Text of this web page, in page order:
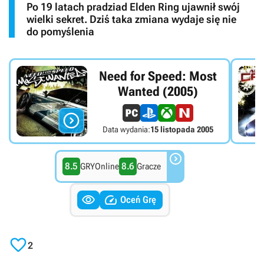
Po 19 latach pradziad Elden Ring ujawnił swój
wielki sekret. Dziś taka zmiana wydaje się nie
do pomyślenia

Need for Speed: Most
Wanted (2005)
Data wydania:15 listopada 2005
8.5 GRYOnline 8.6 Gracze 
  Oceń Grę
2